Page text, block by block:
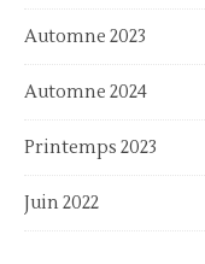
Automne 2023
Automne 2024
Printemps 2023
Juin 2022